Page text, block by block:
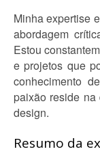
Minha expertise
abordagem
Estou
e projetos que
conhecimento
paixão reside
design.
Resumo da